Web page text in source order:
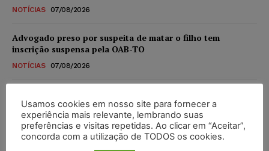
NOTÍCIAS 07/08/2026
Advogado preso por suspeita de matar o filho tem
inscrição suspensa pela OAB-TO
NOTÍCIAS 07/08/2026
novos para pessoas com deficiência e autistas de todos os
níveis
DIREITO TRIBUTÁRIO 07/08/2026
Usamos cookies em nosso site para fornecer a
experiência mais relevante, lembrando suas
preferências e visitas repetidas. Ao clicar em “Aceitar”,
concorda com a utilização de TODOS os cookies.